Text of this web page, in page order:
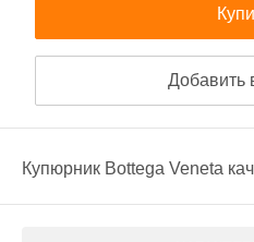
Добавить
Купюрник Bottega Veneta